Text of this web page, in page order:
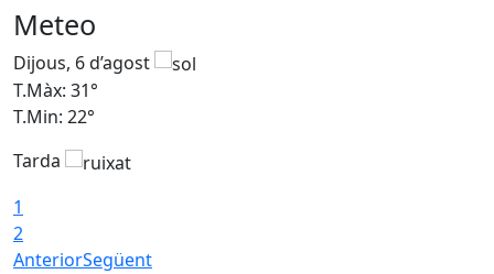
Meteo
Dijous, 6 d’agost
T.Màx: 31°
T.Min: 22°
Tarda
1
2
AnteriorSegüent